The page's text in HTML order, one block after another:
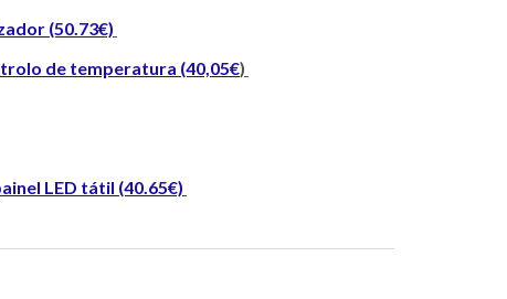
(50.73€)
de temperatura (40,05€)
LED tátil (40.65€)